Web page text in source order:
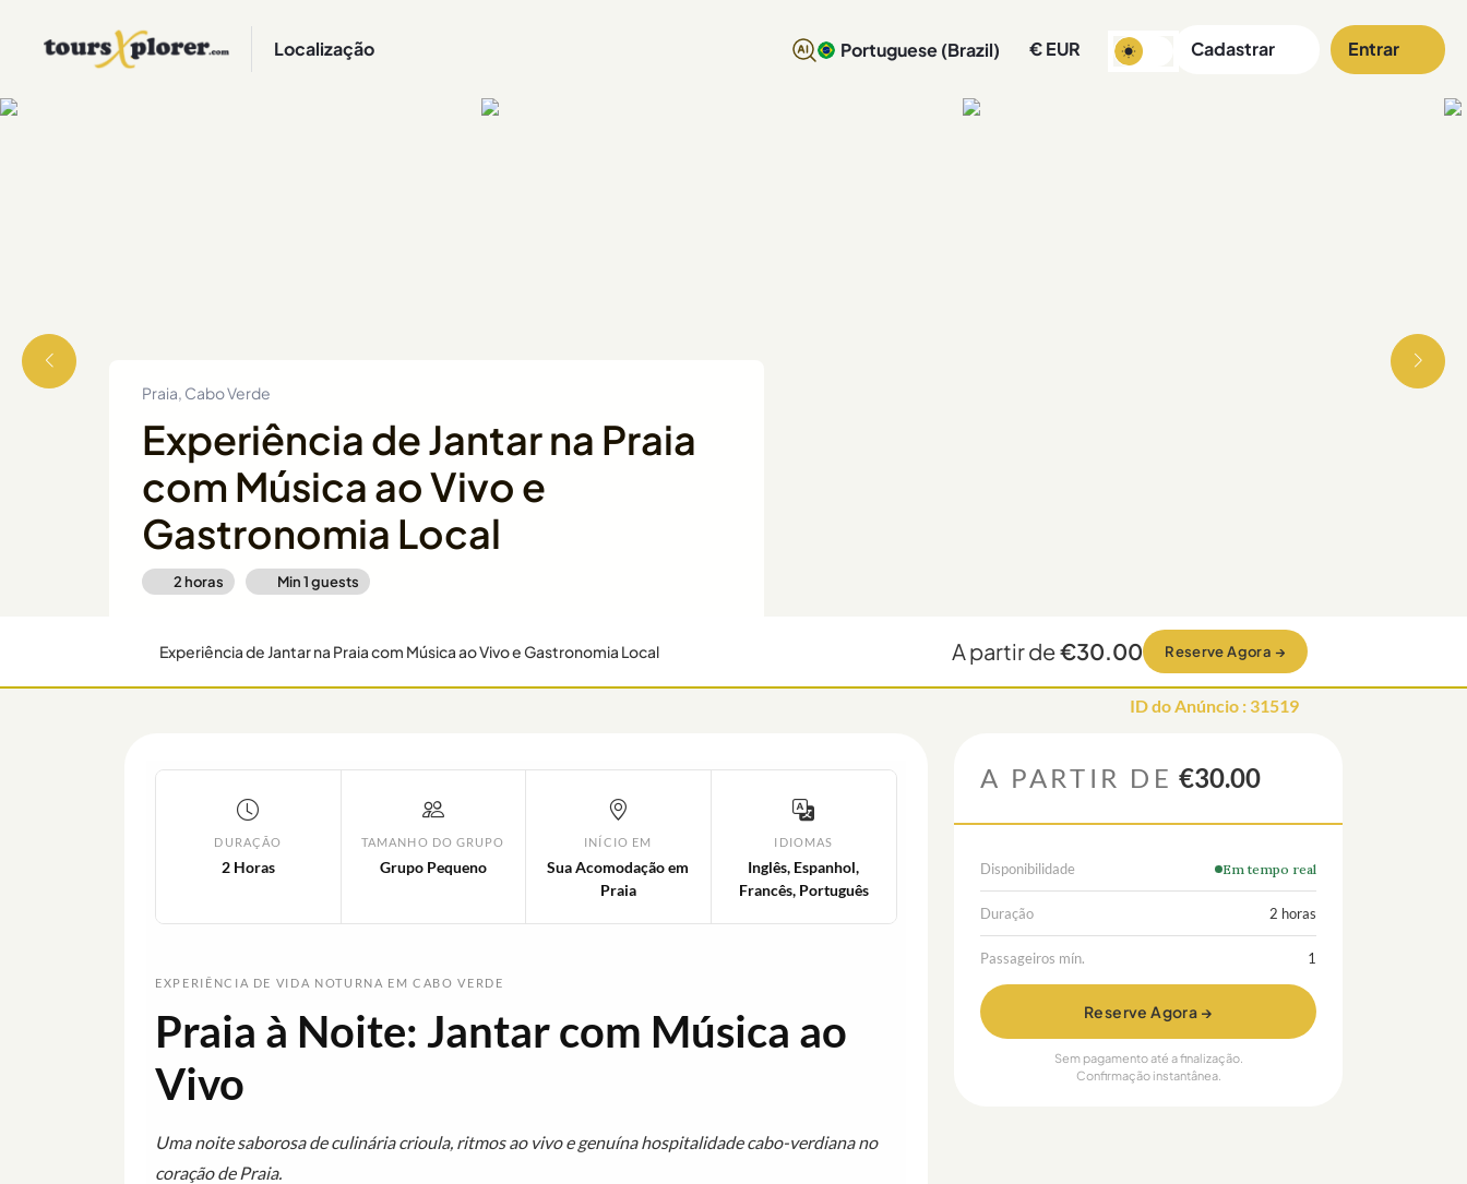
Localização Portuguese (Brazil) € EUR Cadastrar Entrar
Praia, Cabo Verde
Experiência de Jantar na Praia
com Música ao Vivo e
Gastronomia Local
2 horas Min1guests
Experiência de Jantar na Praia com Música ao Vivo e Gastronomia Local A partir de€30.00 Reserve Agora →
ID do Anúncio : 31519
DURAÇÃO
2 Horas
TAMANHO DO GRUPO
Grupo Pequeno
INÍCIO EM
Sua Acomodação em
Praia
IDIOMAS
Inglês, Espanhol,
Francês, Português
EXPERIÊNCIA DE VIDA NOTURNA EM CABO VERDE
Praia à Noite: Jantar com Música ao
Vivo
Uma noite saborosa de culinária crioula, ritmos ao vivo e genuína hospitalidade cabo-verdiana no
coração de Praia.
A PARTIR DE €30.00
Disponibilidade Em tempo real
Duração 2 horas
Passageiros mín. 1
Reserve Agora →
Sem pagamento até a finalização.
Confirmação instantânea.